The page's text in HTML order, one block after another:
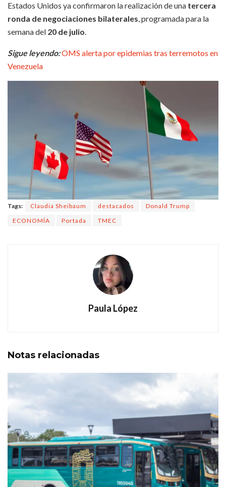
Estados Unidos ya confirmaron la realización de una tercera
ronda de negociaciones bilaterales, programada para la
semana del 20 de julio.
Sigue leyendo:OMS alerta por epidemias tras terremotos en
Venezuela
Tags: Claudia Sheibaum destacados
Donald Trump
ECONOMÍA
Portada TMEC
Paula López
Notas relacionadas